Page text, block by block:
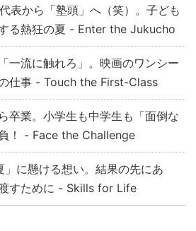
代表から「塾頭」へ（笑）。子ども
る熱狂の夏 - Enter the Jukucho
一流に触れろ」。映画のワンシー
仕事 - Touch the First-Class
卒業。小学生も中学生も「面倒な
！ - Face the Challenge
」に懸ける想い。結果の先にあ
すために - Skills for Life